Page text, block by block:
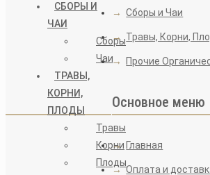
СБОРЫ И
ЧАИ
Сборы
Чаи
ТРАВЫ,
КОРНИ,
ПЛОДЫ
Травы
Корни
Плоды
→ Сборы и Чаи
→ Травы, Корни,
→ Прочие
Основное меню
→ Главная
→ Оплата и